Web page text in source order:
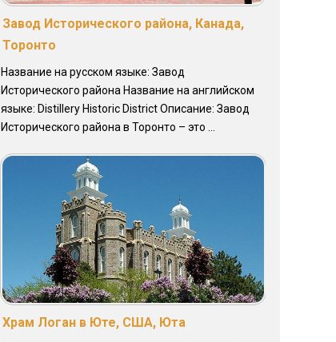
Завод Исторического района, Канада,
Торонто
Название на русском языке: Завод
Исторического района Название на английском
языке: Distillery Historic District Описание: Завод
Исторического района в Торонто – это ...
Храм Логан в Юте, США, Юта